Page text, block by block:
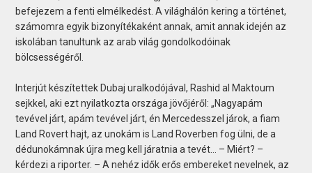
befejezem a fenti elmélkedést. A világhálón kering a történet,
számomra egyik bizonyítékaként annak, amit annak idején az
iskolában tanultunk az arab világ gondolkodóinak
bölcsességéről.
Interjút készítettek Dubaj uralkodójával, Rashid al Maktoum
sejkkel, aki ezt nyilatkozta országa jövőjéről: „Nagyapám
tevével járt, apám tevével járt, én Mercedesszel járok, a fiam
Land Rovert hajt, az unokám is Land Roverben fog ülni, de a
dédunokámnak újra meg kell járatnia a tevét… – Miért? –
kérdezi a riporter. – A nehéz idők erős embereket nevelnek, az